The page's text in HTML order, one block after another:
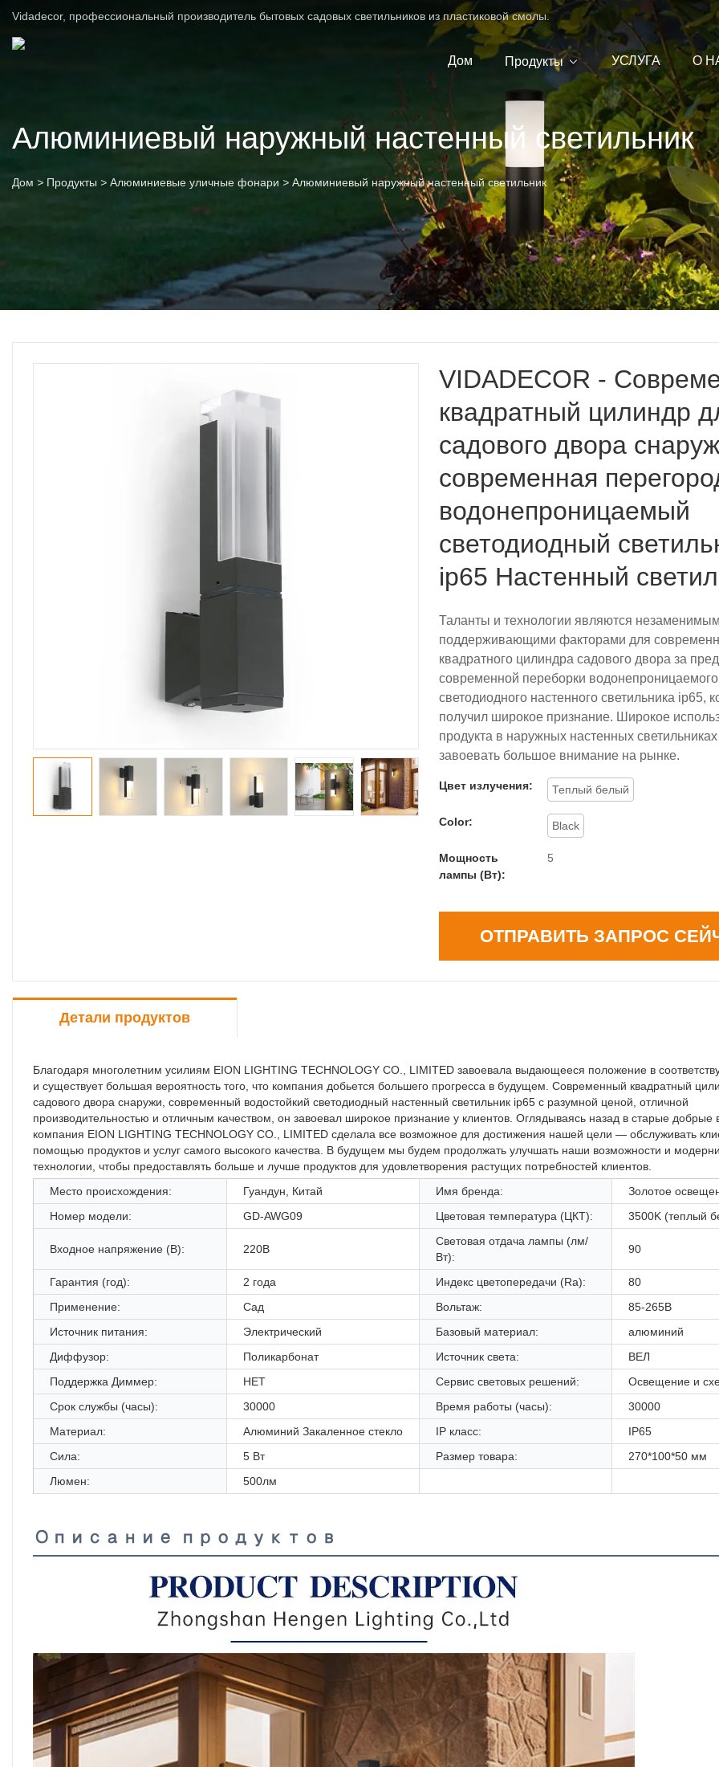
Vidadecor, профессиональный производитель бытовых садовых светильников из пластиковой смолы.
Дом Продукты УСЛУГА О
Алюминиевый наружный настенный светильник
Дом > Продукты > Алюминиевые уличные фонари > Алюминиевый наружный настенный светильник
VIDADECOR -
квадратный цилиндр
садового двора
современная
водонепроницаемый
светодиодный
ip65 Настенный
Таланты и технологии являются
поддерживающими факторами для
квадратного цилиндра садового двора за
современной переборки водонепроницаемого
светодиодного настенного светильника ip65,
получил широкое признание. Широкое
продукта в наружных настенных
завоевать большое внимание на рынке.
Цвет излучения: Теплый белый
Color: Black
Мощность
лампы (Вт):
5
ОТПРАВИТЬ ЗАПРОС
Детали продуктов
Благодаря многолетним усилиям EION LIGHTING TECHNOLOGY CO., LIMITED завоевала выдающееся положение в
и существует большая вероятность того, что компания добьется большего прогресса в будущем. Современный квадратный
садового двора снаружи, современный водостойкий светодиодный настенный светильник ip65 с разумной ценой, отличной
производительностью и отличным качеством, он завоевал широкое признание у клиентов. Оглядываясь назад в старые добрые
компания EION LIGHTING TECHNOLOGY CO., LIMITED сделала все возможное для достижения нашей цели — обслуживать
помощью продуктов и услуг самого высокого качества. В будущем мы будем продолжать улучшать наши возможности и
технологии, чтобы предоставлять больше и лучше продуктов для удовлетворения растущих потребностей клиентов.
Место происхождения:
Гуандун, Китай Имя бренда:
Золотое
Номер модели:
GD-AWG09 Цветовая температура (ЦКТ): 3500K (теплый
Входное напряжение (В): 220В
Световая отдача лампы (лм/
Вт):
90
Гарантия (год): 2 года Индекс цветопередачи (Ra):
80
Применение:
Сад Вольтаж:
85-265В
Источник питания:
Электрический Базовый материал:
алюминий
Диффузор:
Поликарбонат Источник света:
ВЕЛ
Поддержка Диммер:
НЕТ Сервис световых решений:
Освещение и
Срок службы (часы):
30000 Время работы (часы):
30000
Материал:
Алюминий Закаленное стекло IP класс:
IP65
Сила:
5 Вт Размер товара:
270*100*50 мм
Люмен:
500лм
Описание продуктов